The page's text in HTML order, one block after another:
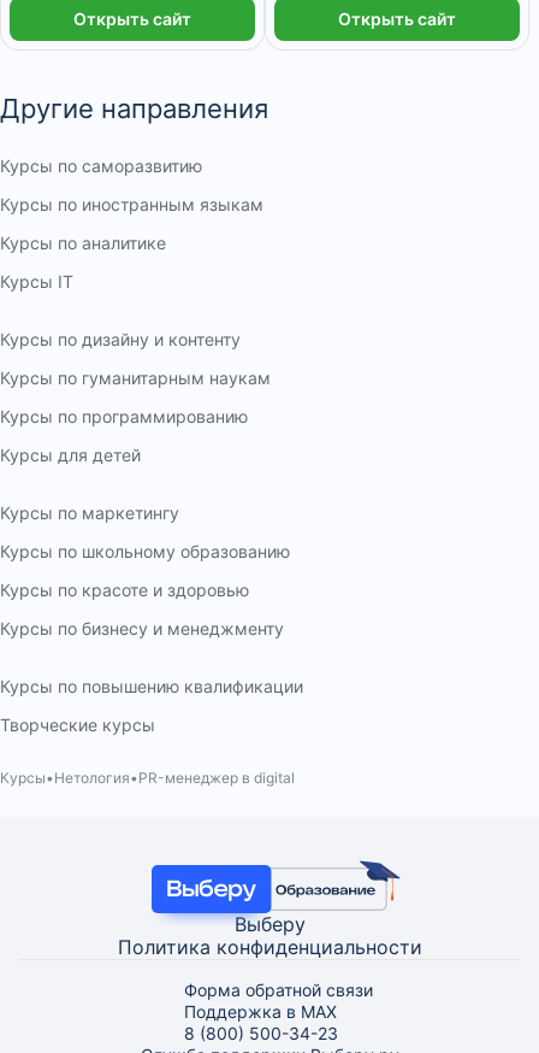
Открыть сайт Открыть сайт
Другие направления
Курсы по саморазвитию
Курсы по иностранным языкам
Курсы по аналитике
Курсы IT
Курсы по дизайну и контенту
Курсы по гуманитарным наукам
Курсы по программированию
Курсы для детей
Курсы по маркетингу
Курсы по школьному образованию
Курсы по красоте и здоровью
Курсы по бизнесу и менеджменту
Курсы по повышению квалификации
Творческие курсы
Курсы Нетология PR-менеджер в digital
Выберу
Политика конфиденциальности
Форма обратной связи
Поддержка в MAX
8 (800) 500-34-23